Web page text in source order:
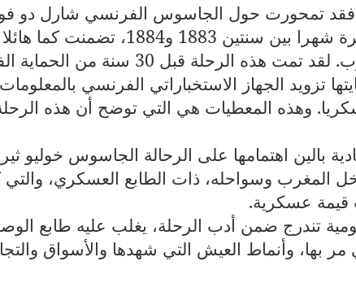
فقد تمحورت حول الجاسوس الفرنسي شارل دو
الذي استغرقت رحلته مدة اثنتي عشرة شهرا بين سنتين 1883
من المعطيات والمعلومات عن المغرب. لقد تمت هذه الرحلة قبل
تزويد الجهاز الاستخباراتي الفرنسي بالمعلومات
وهذه المعطيات هي التي توضح أن هذه
بالين اهتمامها على الرحالة الجاسوس خوليو
المغرب وسواحله، ذات الطابع العسكري، والتي
قيمة عسكرية.
تندرج ضمن أدب الرحلة، يغلب عليه طابع
بها، وأنماط العيش التي شهدها والأسواق